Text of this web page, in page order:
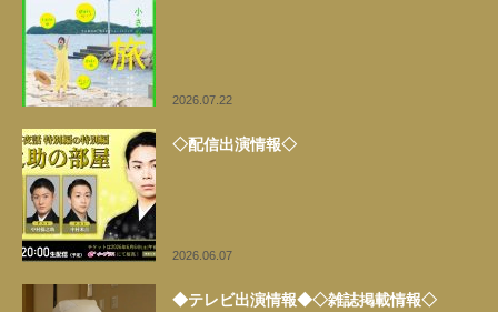
2026.07.22
◇配信出演情報◇
2026.06.07
◆テレビ出演情報◆◇雑誌掲載情報◇